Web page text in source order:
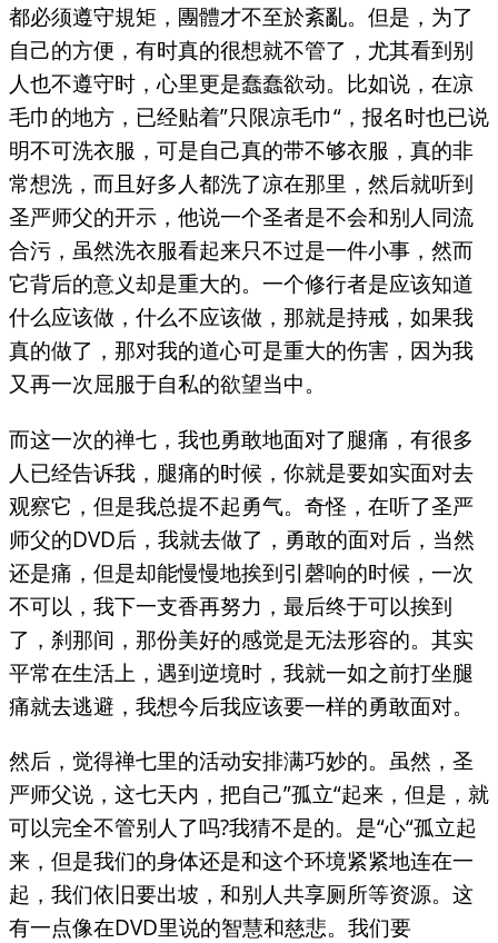
都必须遵守規矩，團體才不至於紊亂。但是，为了
自己的方便，有时真的很想就不管了，尤其看到别
人也不遵守时，心里更是蠢蠢欲动。比如说，在凉
毛巾的地方，已经贴着”只限凉毛巾“，报名时也已说
明不可洗衣服，可是自己真的带不够衣服，真的非
常想洗，而且好多人都洗了凉在那里，然后就听到
圣严师父的开示，他说一个圣者是不会和别人同流
合污，虽然洗衣服看起来只不过是一件小事，然而
它背后的意义却是重大的。一个修行者是应该知道
什么应该做，什么不应该做，那就是持戒，如果我
真的做了，那对我的道心可是重大的伤害，因为我
又再一次屈服于自私的欲望当中。
而这一次的禅七，我也勇敢地面对了腿痛，有很多
人已经告诉我，腿痛的时候，你就是要如实面对去
观察它，但是我总提不起勇气。奇怪，在听了圣严
师父的DVD后，我就去做了，勇敢的面对后，当然
还是痛，但是却能慢慢地挨到引磬响的时候，一次
不可以，我下一支香再努力，最后终于可以挨到
了，刹那间，那份美好的感觉是无法形容的。其实
平常在生活上，遇到逆境时，我就一如之前打坐腿
痛就去逃避，我想今后我应该要一样的勇敢面对。
然后，觉得禅七里的活动安排满巧妙的。虽然，圣
严师父说，这七天内，把自己”孤立“起来，但是，就
可以完全不管别人了吗?我猜不是的。是“心“孤立起
来，但是我们的身体还是和这个环境紧紧地连在一
起，我们依旧要出坡，和别人共享厕所等资源。这
有一点像在DVD里说的智慧和慈悲。我们要